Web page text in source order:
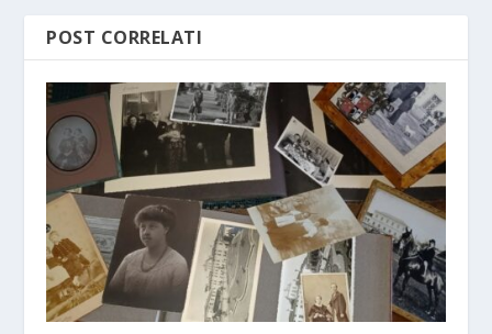
POST CORRELATI